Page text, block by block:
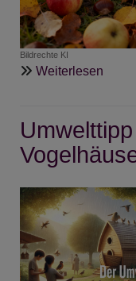
Bildrechte KI
Weiterlesen
Herbst
-
Volle
Teller